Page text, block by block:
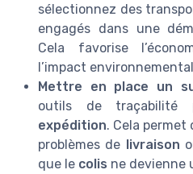
sélectionnez des
engagés dans une
Cela favorise
l’impact
Mettre en place un
outils de traçabilité
expédition. Cela permet
problèmes de livraison
que le colis ne devienne